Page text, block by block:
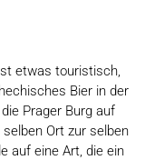
etwas touristisch,
Bier in der
Prager Burg auf
Ort zur selben
auf eine Art, die ein